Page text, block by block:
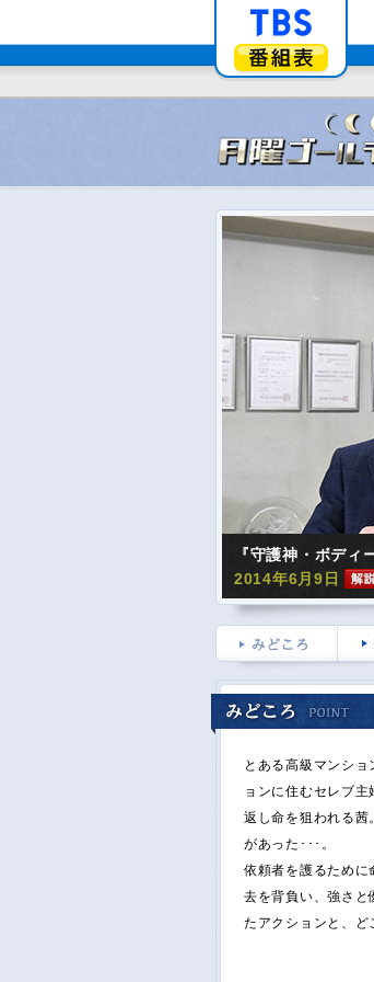
「
番
『守護神・ボディ
2014年6月9日
とある高級マンシ
ョンに住むセレブ
返し命を狙われる
があった･･･。
依頼者を護るために
去を背負い、強さ
たアクションと、ど